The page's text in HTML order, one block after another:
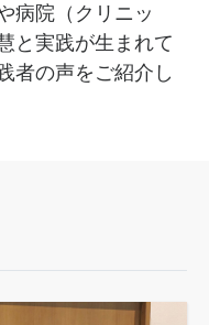
病院（クリニッ
と実践が生まれて
者の声をご紹介し